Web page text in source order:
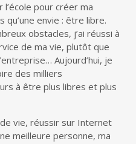
l’école pour créer ma
qu’une envie : être libre.
obstacles, j’ai réussi à
de ma vie, plutôt que
Aujourd’hui, je
des milliers
à être plus libres et plus
vie, réussir sur Internet
meilleure personne, ma